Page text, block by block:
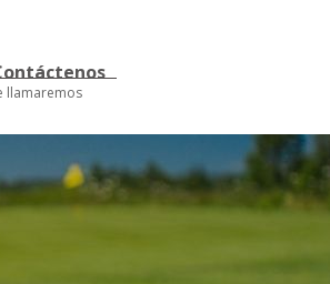
llamaremos